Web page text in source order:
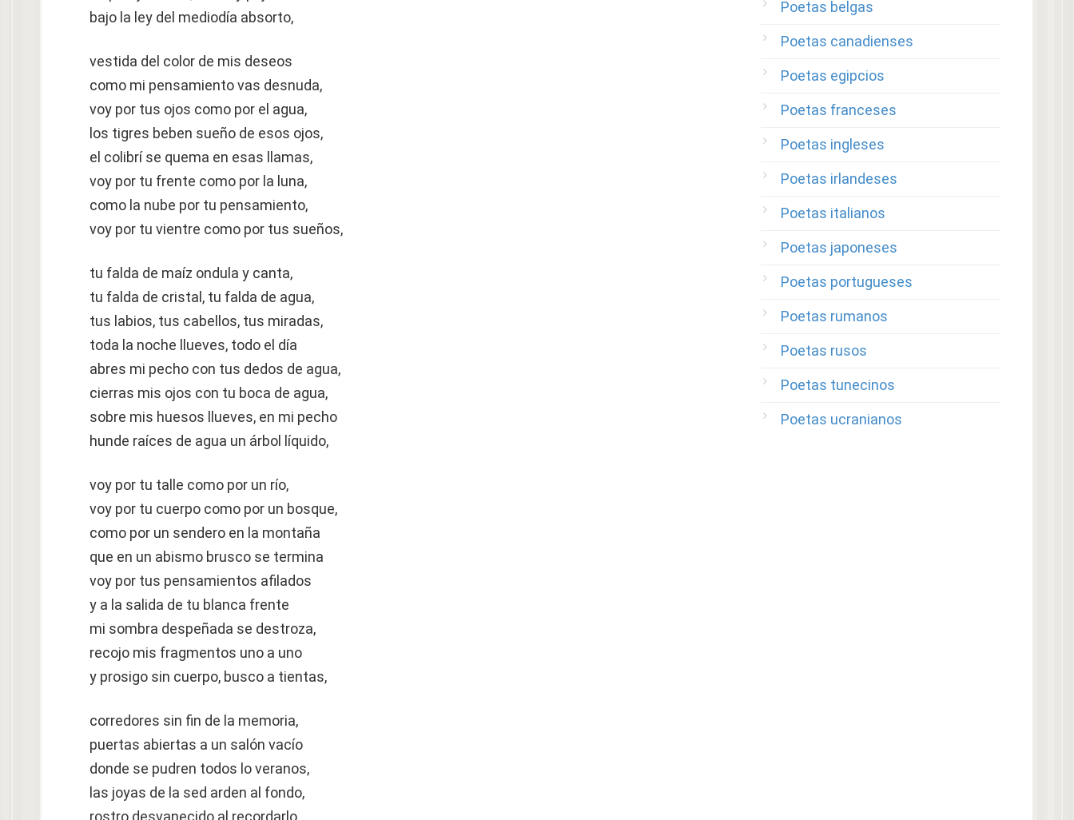
bajo la ley del mediodía absorto,
vestida del color de mis deseos
como mi pensamiento vas desnuda,
voy por tus ojos como por el agua,
los tigres beben sueño de esos ojos,
el colibrí se quema en esas llamas,
voy por tu frente como por la luna,
como la nube por tu pensamiento,
voy por tu vientre como por tus sueños,
tu falda de maíz ondula y canta,
tu falda de cristal, tu falda de agua,
tus labios, tus cabellos, tus miradas,
toda la noche llueves, todo el día
abres mi pecho con tus dedos de agua,
cierras mis ojos con tu boca de agua,
sobre mis huesos llueves, en mi pecho
hunde raíces de agua un árbol líquido,
voy por tu talle como por un río,
voy por tu cuerpo como por un bosque,
como por un sendero en la montaña
que en un abismo brusco se termina
voy por tus pensamientos afilados
y a la salida de tu blanca frente
mi sombra despeñada se destroza,
recojo mis fragmentos uno a uno
y prosigo sin cuerpo, busco a tientas,
corredores sin fin de la memoria,
puertas abiertas a un salón vacío
donde se pudren todos lo veranos,
las joyas de la sed arden al fondo,
rostro desvanecido al recordarlo,
Poetas belgas
Poetas canadienses
Poetas egipcios
Poetas franceses
Poetas ingleses
Poetas irlandeses
Poetas italianos
Poetas japoneses
Poetas portugueses
Poetas rumanos
Poetas rusos
Poetas tunecinos
Poetas ucranianos